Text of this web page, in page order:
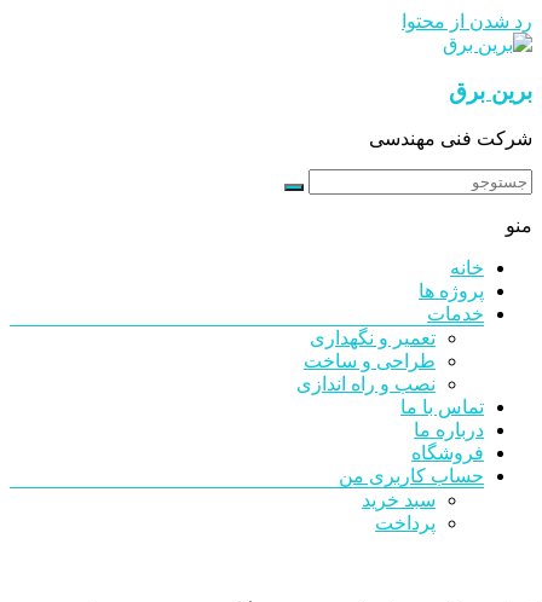
رد شدن از محتوا
برین برق
شرکت فنی مهندسی
منو
خانه
پروژه ها
خدمات
تعمیر و نگهداری
طراحی و ساخت
نصب و راه اندازی
تماس با ما
درباره ما
فروشگاه
حساب کاربری من
سبد خرید
پرداخت